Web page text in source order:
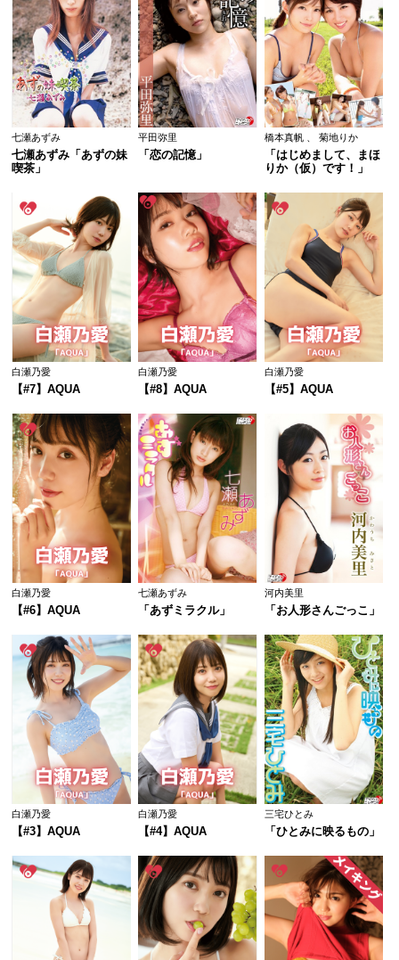
七瀬あずみ
七瀬あずみ「あずの妹
喫茶」
平田弥里
「恋の記憶」
橋本真帆 菊地りか
「はじめまして、まほ
りか（仮）です！」
白瀬乃愛
【#7】AQUA
白瀬乃愛
【#8】AQUA
白瀬乃愛
【#5】AQUA
白瀬乃愛
【#6】AQUA
七瀬あずみ
「あずミラクル」
河内美里
「お人形さんごっこ」
白瀬乃愛
【#3】AQUA
白瀬乃愛
【#4】AQUA
三宅ひとみ
「ひとみに映るもの」